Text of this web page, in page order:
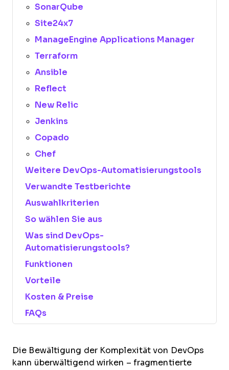
SonarQube
Site24x7
ManageEngine Applications Manager
Terraform
Ansible
Reflect
New Relic
Jenkins
Copado
Chef
Weitere DevOps-Automatisierungstools
Verwandte Testberichte
Auswahlkriterien
So wählen Sie aus
Was sind DevOps-
Automatisierungstools?
Funktionen
Vorteile
Kosten & Preise
FAQs
Die Bewältigung der Komplexität von DevOps
kann überwältigend wirken – fragmentierte